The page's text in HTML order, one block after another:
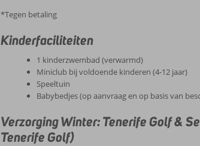
*Tegen betaling
Kinderfaciliteiten
1 kinderzwembad (verwarmd)
Miniclub bij voldoende kinderen (4-12 jaar)
Speeltuin
Babybedjes (op aanvraag en op basis van
Verzorging Winter: Tenerife Golf &
Tenerife Golf)